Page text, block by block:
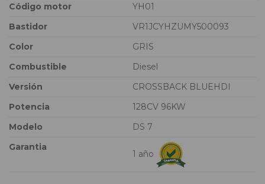
Código motor
YH01
Bastidor
VR1JCYHZUMY500093
Color
GRIS
Combustible
Diesel
Versión
CROSSBACK BLUEHDI
Potencia
128CV 96KW
Modelo
DS 7
Garantia
1 año